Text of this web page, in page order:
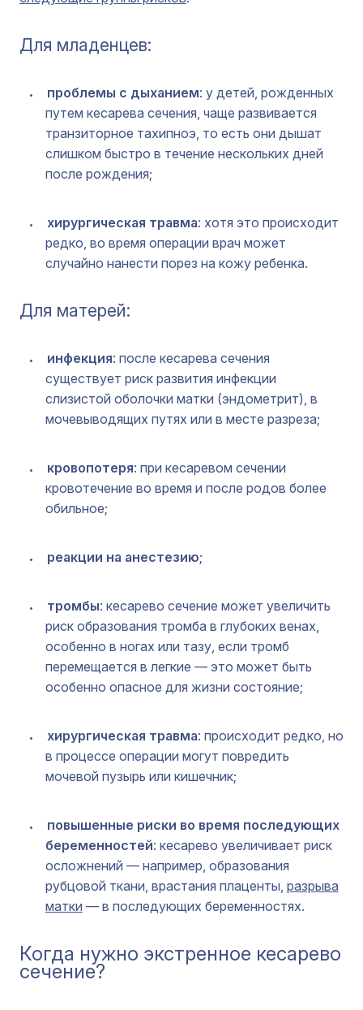
Для младенцев:
проблемы с дыханием: у детей, рожденных
путем кесарева сечения, чаще развивается
транзиторное тахипноэ, то есть они дышат
слишком быстро в течение нескольких дней
после рождения;
хирургическая травма: хотя это происходит
редко, во время операции врач может
случайно нанести порез на кожу ребенка.
Для матерей:
инфекция: после кесарева сечения
существует риск развития инфекции
слизистой оболочки матки (эндометрит), в
мочевыводящих путях или в месте разреза;
кровопотеря: при кесаревом сечении
кровотечение во время и после родов более
обильное;
реакции на анестезию;
тромбы: кесарево сечение может увеличить
риск образования тромба в глубоких венах,
особенно в ногах или тазу, если тромб
перемещается в легкие — это может быть
особенно опасное для жизни состояние;
хирургическая травма: происходит редко, но
в процессе операции могут повредить
мочевой пузырь или кишечник;
повышенные риски во время последующих
беременностей: кесарево увеличивает риск
осложнений — например, образования
рубцовой ткани, врастания плаценты, разрыва
матки — в последующих беременностях.
Когда нужно экстренное кесарево
сечение?